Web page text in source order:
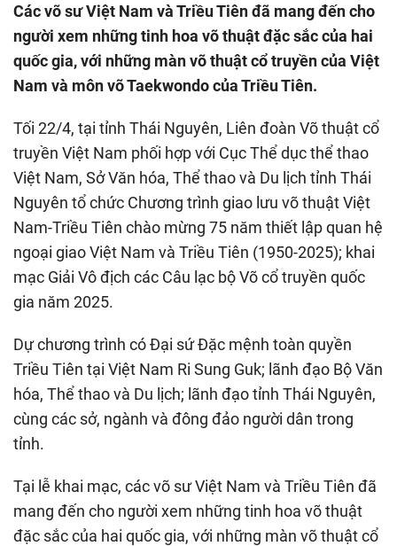
Các võ sư Việt Nam và Triều Tiên đã mang đến cho
người xem những tinh hoa võ thuật đặc sắc của hai
quốc gia, với những màn võ thuật cổ truyền của Việt
Nam và môn võ Taekwondo của Triều Tiên.
Tối 22/4, tại tỉnh Thái Nguyên, Liên đoàn Võ thuật cổ
truyền Việt Nam phối hợp với Cục Thể dục thể thao
Việt Nam, Sở Văn hóa, Thể thao và Du lịch tỉnh Thái
Nguyên tổ chức Chương trình giao lưu võ thuật Việt
Nam-Triều Tiên chào mừng 75 năm thiết lập quan hệ
ngoại giao Việt Nam và Triều Tiên (1950-2025); khai
mạc Giải Vô địch các Câu lạc bộ Võ cổ truyền quốc
gia năm 2025.
Dự chương trình có Đại sứ Đặc mệnh toàn quyền
Triều Tiên tại Việt Nam Ri Sung Guk; lãnh đạo Bộ Văn
hóa, Thể thao và Du lịch; lãnh đạo tỉnh Thái Nguyên,
cùng các sở, ngành và đông đảo người dân trong
tỉnh.
Tại lễ khai mạc, các võ sư Việt Nam và Triều Tiên đã
mang đến cho người xem những tinh hoa võ thuật
đặc sắc của hai quốc gia, với những màn võ thuật cổ